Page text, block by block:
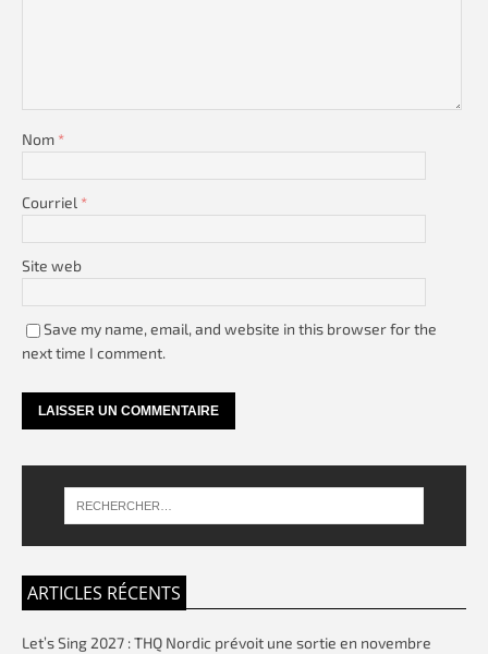
Nom *
Courriel *
Site web
Save my name, email, and website in this browser for the
next time I comment.
ARTICLES RÉCENTS
Let’s Sing 2027 : THQ Nordic prévoit une sortie en novembre